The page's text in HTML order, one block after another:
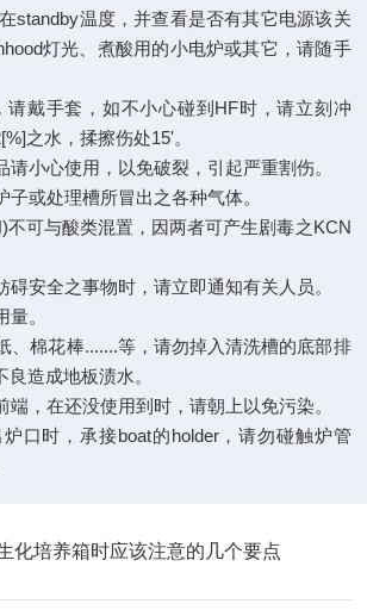
standby温度，并查看是否有其它电源该关
灯光、煮酸用的小电炉或其它，请随手
戴手套，如不小心碰到HF时，请立刻冲
之水，揉擦伤处15'。
小心使用，以免破裂，引起严重割伤。
或处理槽所冒出之各种气体。
可与酸类混置，因两者可产生剧毒之KCN
安全之事物时，请立即通知有关人员。
。
棉花棒.......等，请勿掉入清洗槽的底部排
造成地板渍水。
，在还没使用到时，请朝上以免污染。
口时，承接boat的holder，请勿碰触炉管
化培养箱时应该注意的几个要点